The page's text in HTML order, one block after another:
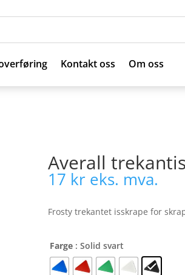
Kontakt oss Om oss
Kontakt oss Om oss
Averall
17 kr eks. mva.
Frosty trekantet isskrape for
Farge : Solid svart